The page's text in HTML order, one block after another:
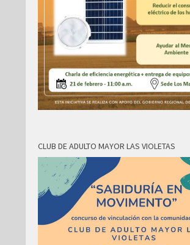
CLUB DE ADULTO MAYOR LAS VIOLETAS